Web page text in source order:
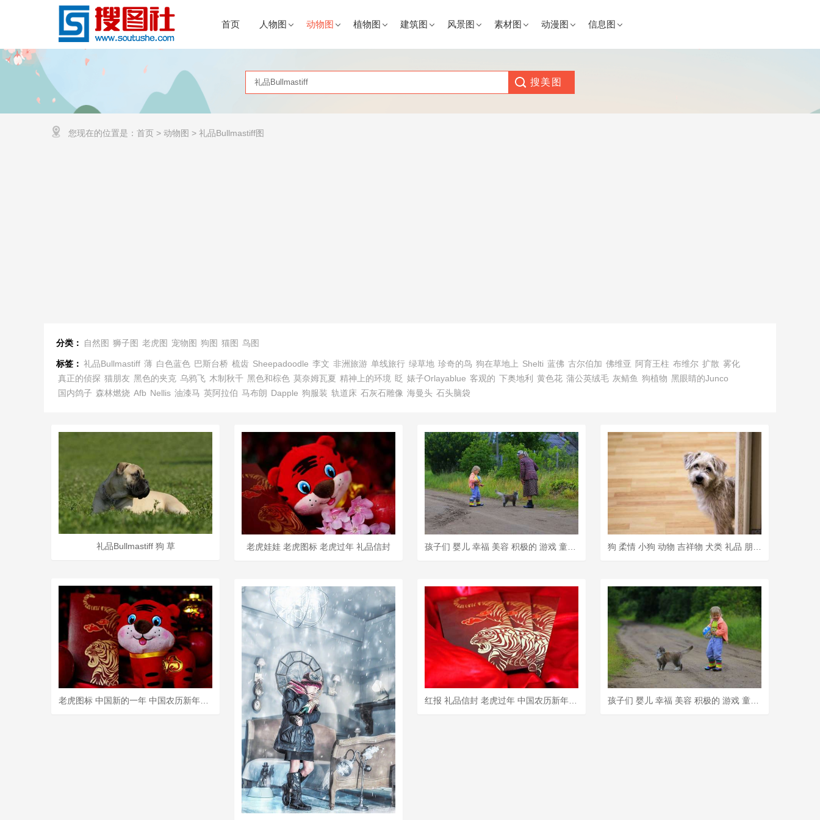
首页 人物图 动物图 植物图 建筑图 风景图 素材图 动漫图 信息图
您现在的位置是： 首页 > 动物图 > 礼品Bullmastiff图
分类： 自然图 狮子图 老虎图 宠物图 狗图 猫图 鸟图
标签： 礼品Bullmastiff 薄 白色蓝色 巴斯台桥 梳齿 Sheepadoodle 李文 非洲旅游 单线旅行 绿草地 珍奇的鸟 狗在草地上 Shelti 蓝佛 古尔伯加 佛维亚 阿育王柱 布维尔 扩散 雾化
真正的侦探 猫朋友 黑色的夹克 乌鸦飞 木制秋千 黑色和棕色 莫奈姆瓦夏 精神上的环境 眨 婊子Orlayablue 客观的 下奥地利 黄色花 蒲公英绒毛 灰鲭鱼 狗植物 黑眼睛的Junco
国内鸽子 森林燃烧 Afb Nellis 油漆马 英阿拉伯 马布朗 Dapple 狗服装 轨道床 石灰石雕像 海曼头 石头脑袋
礼品Bullmastiff 狗 草 老虎娃娃 老虎图标 老虎过年 礼品信封